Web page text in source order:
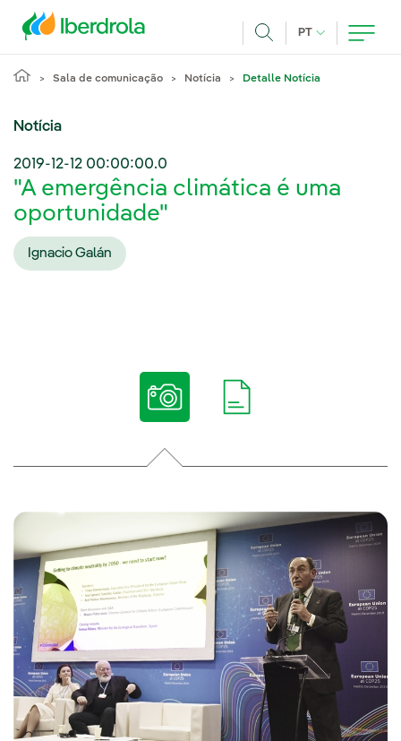
PT IDIOMA ATUAL,
Sala de comunicação Notícia Detalle Notícia
Notícia
2019-12-12 00:00:00.0
"A emergência climática é uma
oportunidade"
Ignacio Galán